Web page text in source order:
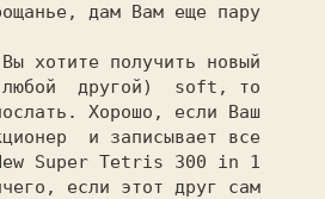
дам Вам еще пару
другой)  soft, то
Хорошо, если Ваш
и записывает все
Super Tetris 300 in 1
если этот друг сам